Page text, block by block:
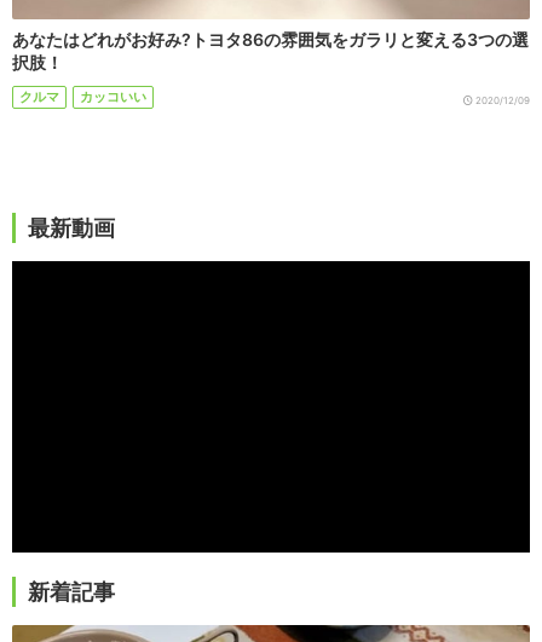
あなたはどれがお好み?トヨタ86の雰囲気をガラリと変える3つの選
択肢！
クルマ カッコいい 2020/12/09
最新動画
新着記事